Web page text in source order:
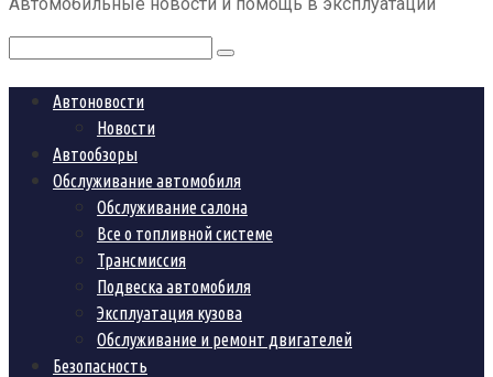
Поиск:
Автоновости
Новости
Автообзоры
Обслуживание автомобиля
Обслуживание салона
Все о топливной системе
Трансмиссия
Подвеска автомобиля
Эксплуатация кузова
Обслуживание и ремонт двигателей
Безопасность